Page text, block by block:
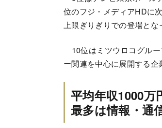
位のフジ・メディアHDに
上限ぎりぎりでの登場とな
10位はミツウロコグル
ー関連を中心に展開する企
平均年収1000万
最多は情報・通